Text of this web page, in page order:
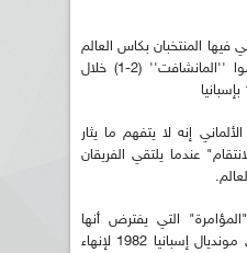
فيها المنتخبان بكاس العالم
بعدما سبق للخضر وأن هزموا ''المانشافت'' (2-1) خلال
إنه لا يتفهم ما يثار
عندما يلتقي الفريقان
التي يفترض أنها
حدثت بين ألمانيا والنمسا في مونديال إسبانيا 1982 لإنهاء